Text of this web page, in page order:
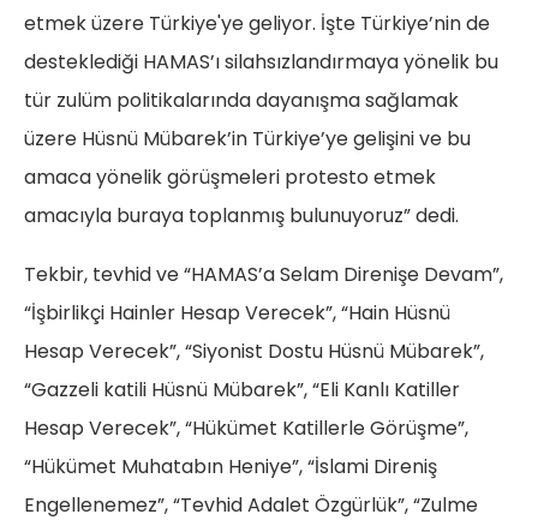
etmek üzere Türkiye'ye geliyor. İşte Türkiye’nin de
desteklediği HAMAS’ı silahsızlandırmaya yönelik bu
tür zulüm politikalarında dayanışma sağlamak
üzere Hüsnü Mübarek’in Türkiye’ye gelişini ve bu
amaca yönelik görüşmeleri protesto etmek
amacıyla buraya toplanmış bulunuyoruz” dedi.
Tekbir, tevhid ve “HAMAS’a Selam Direnişe Devam”,
“İşbirlikçi Hainler Hesap Verecek”, “Hain Hüsnü
Hesap Verecek”, “Siyonist Dostu Hüsnü Mübarek”,
“Gazzeli katili Hüsnü Mübarek”, “Eli Kanlı Katiller
Hesap Verecek”, “Hükümet Katillerle Görüşme”,
“Hükümet Muhatabın Heniye”, “İslami Direniş
Engellenemez”, “Tevhid Adalet Özgürlük”, “Zulme